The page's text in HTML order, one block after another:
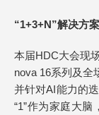
“1+3+N”解决方
本届HDC大会现
nova 16系列及全
并针对AI能力的
“1”作为家庭大脑